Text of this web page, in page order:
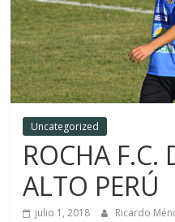
Uncategorized
ROCHA F.C.
ALTO PERÚ
julio 1, 2018 Ricardo